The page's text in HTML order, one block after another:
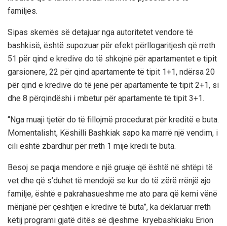
familjes.
Sipas skemës së detajuar nga autoritetet vendore të
bashkisë, është supozuar për efekt përllogaritjesh që rreth
51 për qind e kredive do të shkojnë për apartamentet e tipit
garsionere, 22 për qind apartamente të tipit 1+1, ndërsa 20
për qind e kredive do të jenë për apartamente të tipit 2+1, si
dhe 8 përqindëshi i mbetur për apartamente të tipit 3+1.
“Nga muaji tjetër do të fillojmë procedurat për kreditë e buta.
Momentalisht, Këshilli Bashkiak sapo ka marrë një vendim, i
cili është zbardhur për rreth 1 mijë kredi të buta.
Besoj se paqja mendore e një gruaje që është në shtëpi të
vet dhe që s’duhet të mendojë se kur do të zërë rrënjë ajo
familje, është e pakrahasueshme me ato para që kemi vënë
mënjanë për çështjen e kredive të buta”, ka deklaruar rreth
këtij programi gjatë ditës së djeshme kryebashkiaku Erion